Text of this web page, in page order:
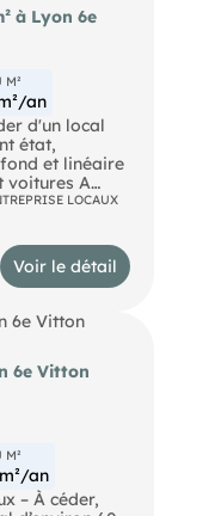
à Lyon 6e
M²
an
d'un local
état,
et linéaire
voitures A
LOCAUX
Voir le détail
6e Vitton
M²
an
– À céder,